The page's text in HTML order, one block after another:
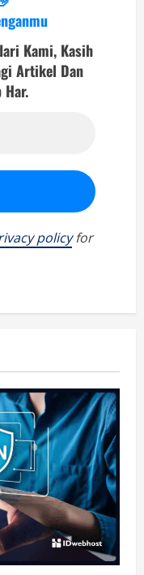
Kami, Kasih
Artikel Dan
policyfor